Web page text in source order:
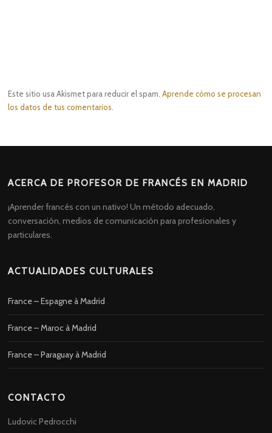
Este sitio usa Akismet para reducir el spam.Aprende cómo se procesan
los datos de tus comentarios.
ACERCA DE PROFESOR DE FRANCÉS EN MADRID
¡Aprender francés con un nativo! Un método adecuado,
conversación, medios de comunicación para profesionales y
particulares.
ACTUALIDADES CULTURALES
France – Espagne à Madrid
France – Maroc à Madrid
France – Paraguay à Madrid
CONTACTO
Ludovic Pedrocchi